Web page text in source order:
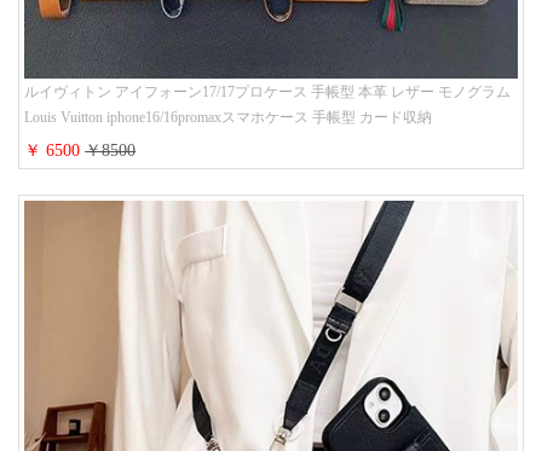
ルイヴィトン アイフォーン17/17プロケース 手帳型 本革 レザー モノグラム
Louis Vuitton iphone16/16promaxスマホケース 手帳型 カード収納
iphone15/14/13ケース ビジネス風 GUCCI galaxy s26/s25/s24ケース 手帳型 大
人 可愛い
￥ 6500￥8500